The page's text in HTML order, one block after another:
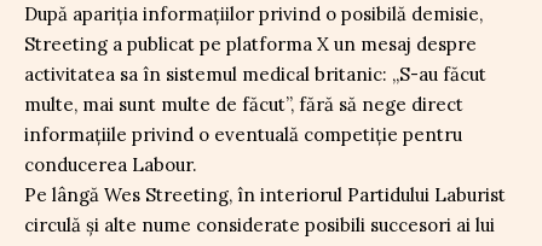
După apariția informațiilor privind o posibilă demisie,
Streeting a publicat pe platforma X un mesaj despre
activitatea sa în sistemul medical britanic: „S-au făcut
multe, mai sunt multe de făcut”, fără să nege direct
informațiile privind o eventuală competiție pentru
conducerea Labour.
Pe lângă Wes Streeting, în interiorul Partidului Laburist
circulă și alte nume considerate posibili succesori ai lui